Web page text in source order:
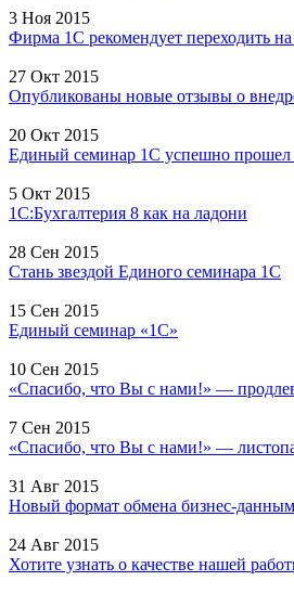
3 Ноя 2015
Фирма 1С рекомендует переходить
27 Окт 2015
Опубликованы новые отзывы о
20 Окт 2015
Единый семинар 1С успешно прошел
5 Окт 2015
1С:Бухгалтерия 8 как на ладони
28 Сен 2015
Стань звездой Единого семинара 1С
15 Сен 2015
Единый семинар «1С»
10 Сен 2015
«Спасибо, что Вы с нами!» —
7 Сен 2015
«Спасибо, что Вы с нами!» —
31 Авг 2015
Новый формат обмена бизнес-
24 Авг 2015
Хотите узнать о качестве нашей